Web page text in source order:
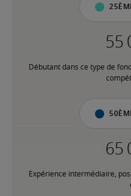
Débutant dans ce type de
Expérience intermédiaire,